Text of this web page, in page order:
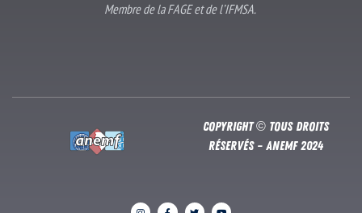
Membre de la FAGE et de l’IFMSA.
Copyright © Tous droits
réservés – Anemf 2024